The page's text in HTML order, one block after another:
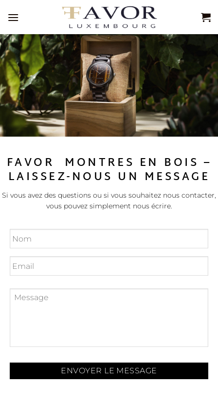
au
FAVOR MONTRES EN BOIS –
LAISSEZ-NOUS UN MESSAGE
Si vous avez des questions ou si vous souhaitez nous contacter,
vous pouvez simplement nous écrire.